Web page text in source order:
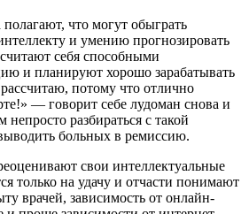
что могут обыграть
и умению прогнозировать
себя способными
и планируют хорошо зарабатывать
потому что отлично
— говорит себе лудоман снова и
непросто разбираться с такой
больных в ремиссию.
свои интеллектуальные
только на удачу и отчасти понимают
врачей, зависимость от онлайн-